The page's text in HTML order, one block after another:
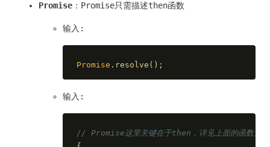
Promise ：Promise只需描述then函数
输入:
Promise .resolve();
输入:
// Promise这里关键在于then，详见上面的函数元